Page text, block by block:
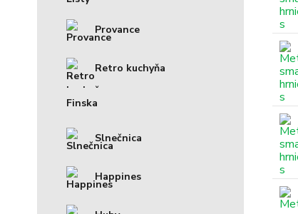
Provance
Retro kuchyňa
Finska
Slnečnica
Happines